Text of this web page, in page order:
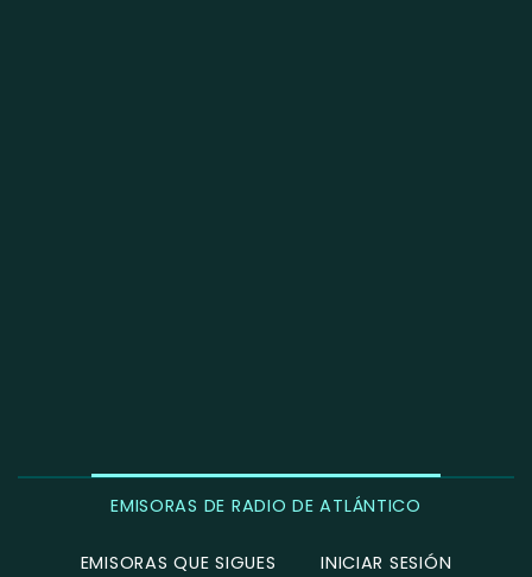
EMISORAS DE RADIO DE ATLÁNTICO
EMISORAS QUE SIGUES INICIAR SESIÓN